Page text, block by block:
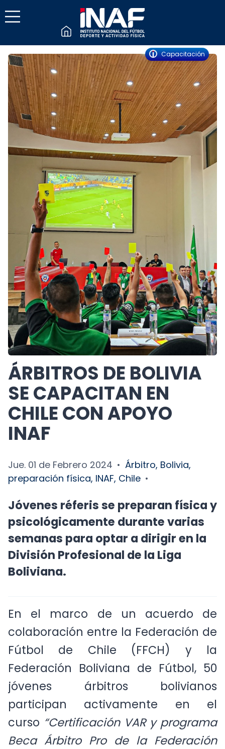
Capacitación
ÁRBITROS DE BOLIVIA
SE CAPACITAN EN
CHILE CON APOYO
INAF
Jue. 01 de Febrero 2024 • Árbitro, Bolivia,
preparación física, INAF, Chile •
Jóvenes réferis se preparan física y
psicológicamente durante varias
semanas para optar a dirigir en la
División Profesional de la Liga
Boliviana.
En el marco de un acuerdo de
colaboración entre la Federación de
Fútbol de Chile (FFCH) y la
Federación Boliviana de Fútbol, 50
jóvenes árbitros bolivianos
participan activamente en el
curso “Certificación VAR y programa
Beca Árbitro Pro de la Federación